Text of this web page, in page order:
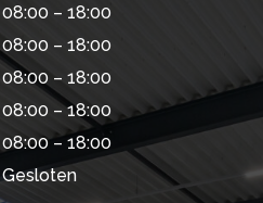
08:00 – 18:00
08:00 – 18:00
08:00 – 18:00
08:00 – 18:00
08:00 – 18:00
Gesloten